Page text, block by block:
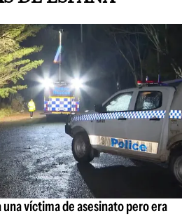
víctima de asesinato pero era